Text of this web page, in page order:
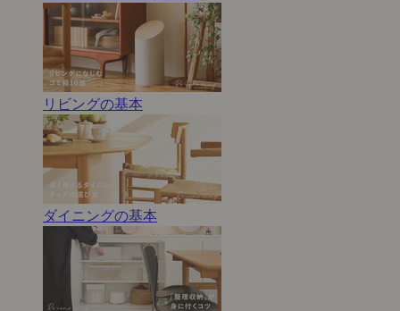
リビングの基本
ダイニングの基本